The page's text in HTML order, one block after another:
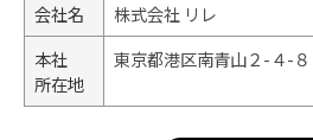
会社名
株式会社 リレ
本社
所在地
東京都港区南青山２-４-